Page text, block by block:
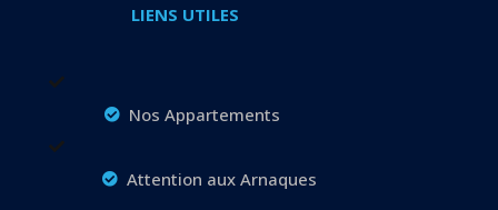
LIENS UTILES
Nos Appartements
Attention aux Arnaques